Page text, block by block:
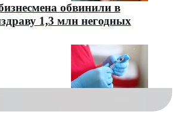
обвинили в
1,3 млн негодных